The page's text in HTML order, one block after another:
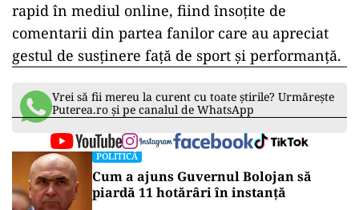
rapid în mediul online, fiind însoțite de
comentarii din partea fanilor care au apreciat
gestul de susținere față de sport și performanță.
Vrei să fii mereu la curent cu toate știrile? Urmărește
Puterea.ro și pe canalul de WhatsApp
POLITICĂ
Cum a ajuns Guvernul Bolojan să
piardă 11 hotărâri în instanță